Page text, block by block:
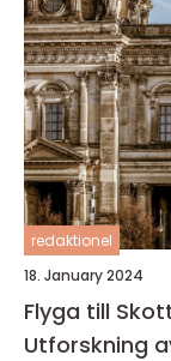
redaktionel
18. January 2024
Flyga till
Utforskning